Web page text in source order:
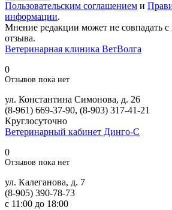
Пользовательским соглашением и
информации.
Мнение редакции может не совпадать с
отзыва.
Ветеринарная клиника ВетВолга
0
Отзывов пока нет
ул. Константина Симонова, д. 26
(8-961) 669-37-90, (8-903) 317-41-21
Круглосуточно
Ветеринарный кабинет Динго-С
0
Отзывов пока нет
ул. Калеганова, д. 7
(8-905) 390-78-73
с 11:00 до 18:00